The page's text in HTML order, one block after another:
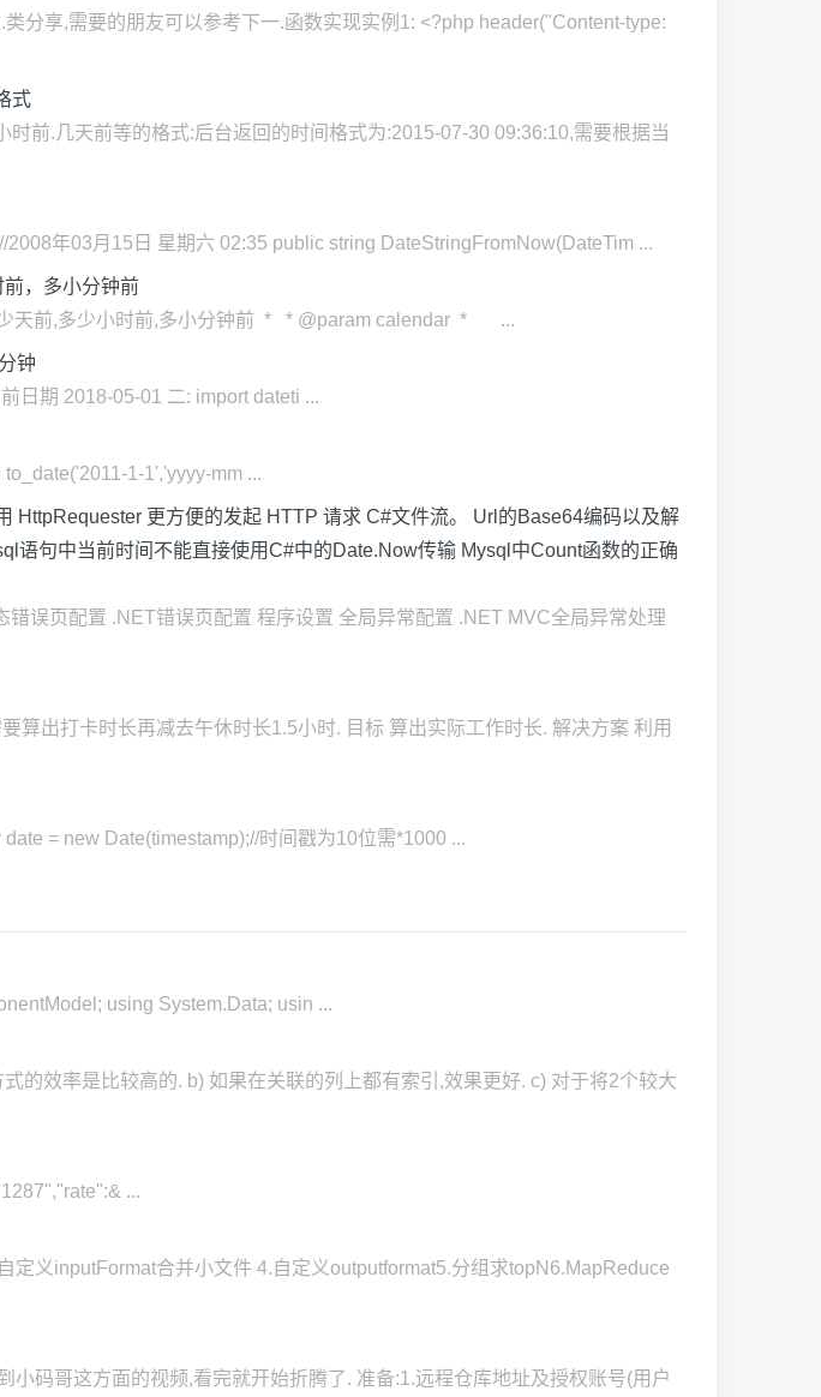
分享,需要的朋友可以参考下一.函数实现实例1: <?php header("Content-type:
式
前.几天前等的格式:后台返回的时间格式为:2015-07-30 09:36:10,需要根据当
年03月15日 星期六 02:35 public string DateStringFromNow(DateTim ...
，多小分钟前
少天前,多少小时前,多小分钟前 * * @param calendar * ...
钟
日期 2018-05-01 二: import dateti ...
1-1','yyyy-mm ...
HttpRequester 更方便的发起 HTTP 请求 C#文件流。 Url的Base64编码以及解
语句中当前时间不能直接使用C#中的Date.Now传输 Mysql中Count函数的正确
误页配置 .NET错误页配置 程序设置 全局异常配置 .NET MVC全局异常处理
算出打卡时长再减去午休时长1.5小时. 目标 算出实际工作时长. 解决方案 利用
= new Date(timestamp);//时间戳为10位需*1000 ...
using System.Data; usin ...
的效率是比较高的. b) 如果在关联的列上都有索引,效果更好. c) 对于将2个较大
...
义inputFormat合并小文件 4.自定义outputformat5.分组求topN6.MapReduce
码哥这方面的视频,看完就开始折腾了. 准备:1.远程仓库地址及授权账号(用户